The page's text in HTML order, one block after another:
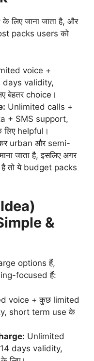
जाना जाता है, और
packs users को
voice +
days validity,
बेहतर choice।
Unlimited calls +
+ SMS support,
helpful।
urban और semi-
जाता है, इसलिए अगर
तो ये budget packs
&
options हैं,
focused हैं:
voice + कुछ limited
short term use के
Unlimited
days validity,